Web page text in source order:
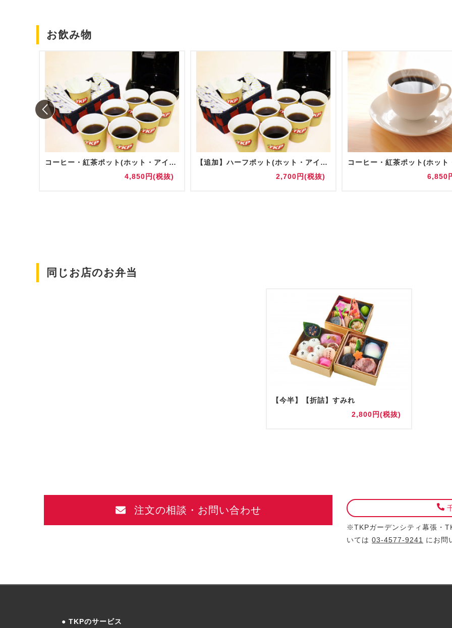
お飲み物
コーヒー・紅茶ポット(ホット・アイス)
4,850円(税抜)
【追加】ハーフポット(ホット・アイス)
2,700円(税抜)
6,850
同じお店のお弁当
【今半】【折詰】すみれ
2,800円(税抜)
注文の相談・お問い合わせ
※TKPガーデンシティ幕張・
いては 03-4577-9241 にお問
TKPのサービス